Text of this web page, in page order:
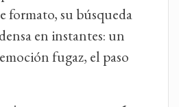
formato, su búsqueda
en instantes: un
fugaz, el paso